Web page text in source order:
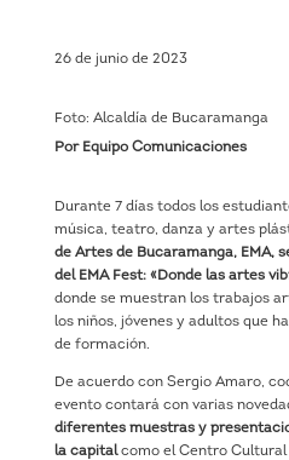
26 de junio de 2023
Foto: Alcaldía de Bucaramanga
Por Equipo Comunicaciones
Durante 7 días todos los
música, teatro, danza y artes
de Artes de Bucaramanga, EMA,
del EMA Fest: «Donde las artes
donde se muestran los trabajos
los niños, jóvenes y adultos que
de formación.
De acuerdo con Sergio Amaro,
evento contará con varias
diferentes muestras y
la capitalcomo el Centro